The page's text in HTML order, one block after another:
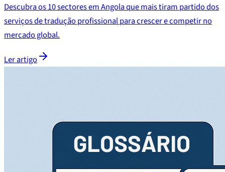
Descubra os 10 sectores em Angola que mais tiram partido dos
serviços de tradução profissional para crescer e competir no
mercado global.
Ler artigo